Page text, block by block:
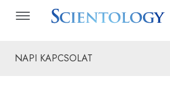
NAPI KAPCSOLAT